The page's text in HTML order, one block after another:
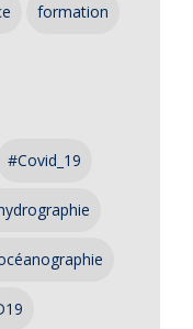
formation
#Covid_19